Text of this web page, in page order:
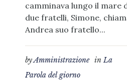
camminava lungo il mare
due fratelli, Simone,
Andrea suo fratello...
byAmministrazione inLa
Parola del giorno